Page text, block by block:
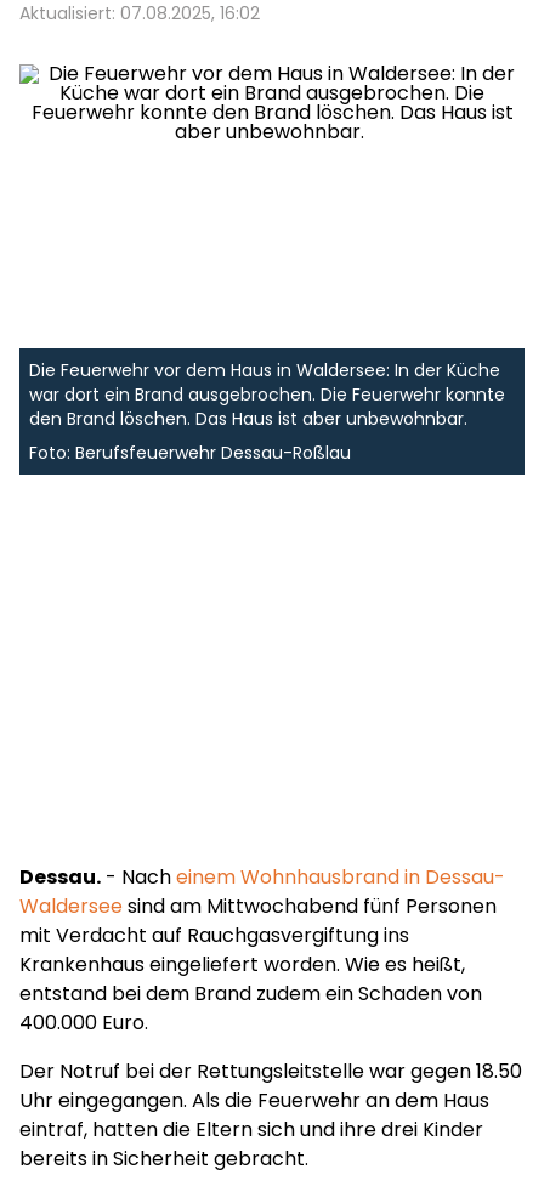
Aktualisiert: 07.08.2025, 16:02
Die Feuerwehr vor dem Haus in Waldersee: In der Küche
war dort ein Brand ausgebrochen. Die Feuerwehr konnte
den Brand löschen. Das Haus ist aber unbewohnbar.
Foto: Berufsfeuerwehr Dessau-Roßlau
Dessau. - Nacheinem Wohnhausbrand in Dessau-
Walderseesind am Mittwochabend fünf Personen
mit Verdacht auf Rauchgasvergiftung ins
Krankenhaus eingeliefert worden. Wie es heißt,
entstand bei dem Brand zudem ein Schaden von
400.000 Euro.
Der Notruf bei der Rettungsleitstelle war gegen 18.50
Uhr eingegangen. Als die Feuerwehr an dem Haus
eintraf, hatten die Eltern sich und ihre drei Kinder
bereits in Sicherheit gebracht.